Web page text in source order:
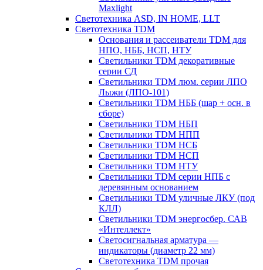
Maxlight
Светотехника ASD, IN HOME, LLT
Светотехника TDM
Основания и рассеиватели TDM для
НПО, НББ, НСП, НТУ
Светильники TDM декоративные
серии СД
Светильники TDM люм. серии ЛПО
Лыжи (ЛПО-101)
Светильники TDM НББ (шар + осн. в
сборе)
Светильники TDM НБП
Светильники TDM НПП
Светильники TDM НСБ
Светильники TDM НСП
Светильники TDM НТУ
Светильники TDM серии НПБ с
деревянным основанием
Светильники TDM уличные ЛКУ (под
КЛЛ)
Светильники TDM энергосбер. САВ
«Интеллект»
Светосигнальная арматура —
индикаторы (диаметр 22 мм)
Светотехника TDM прочая